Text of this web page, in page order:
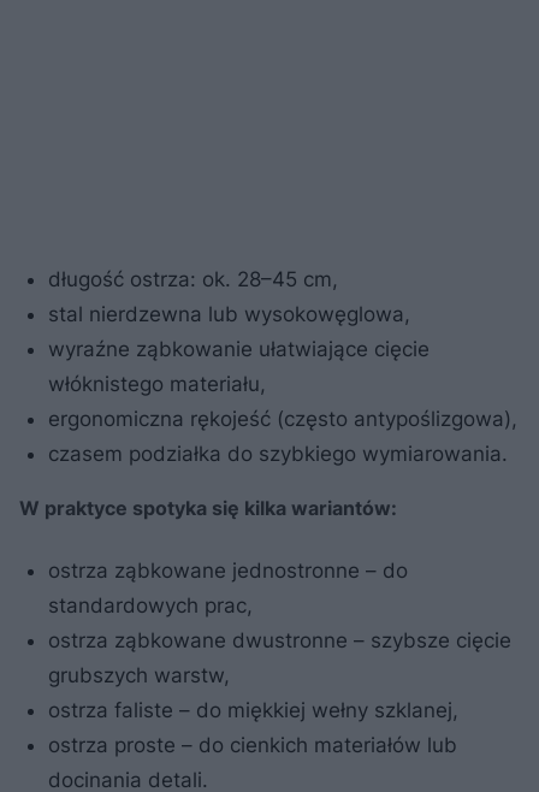
długość ostrza: ok. 28–45 cm,
stal nierdzewna lub wysokowęglowa,
wyraźne ząbkowanie ułatwiające cięcie
włóknistego materiału,
ergonomiczna rękojeść (często antypoślizgowa),
czasem podziałka do szybkiego wymiarowania.
W praktyce spotyka się kilka wariantów:
ostrza ząbkowane jednostronne – do
standardowych prac,
ostrza ząbkowane dwustronne – szybsze cięcie
grubszych warstw,
ostrza faliste – do miękkiej wełny szklanej,
ostrza proste – do cienkich materiałów lub
docinania detali.